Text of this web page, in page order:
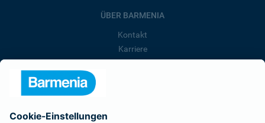
ÜBER BARMENIA
Kontakt
Karriere
Barmenia ist Teil der BarmeniaGothaer